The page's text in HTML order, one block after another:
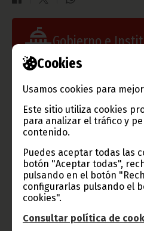
Cookies
Usamos cookies para
Este sitio utiliza cookies
para analizar el tráfico y
contenido.
Puedes aceptar todas las
botón "Aceptar todas",
pulsando en el botón
configurarlas pulsando el
cookies".
Consultar política de
Gobierno e
Información de
TVGE
Radio Nacional
Ecuatorial
Haz click aquí para